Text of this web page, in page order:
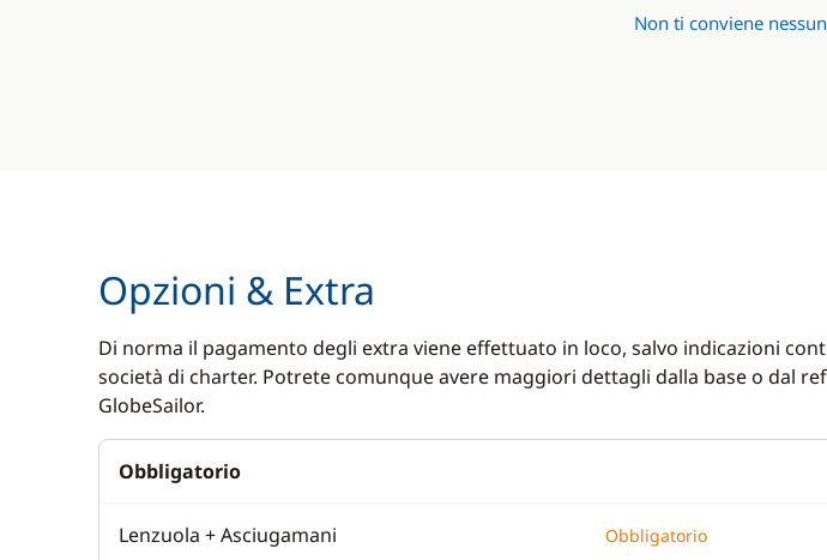
Non ti conviene
Opzioni & Extra
Di norma il pagamento degli extra viene effettuato in loco, salvo indicazioni
società di charter. Potrete comunque avere maggiori dettagli dalla base o dal
GlobeSailor.
Obbligatorio
Lenzuola + Asciugamani Obbligatorio